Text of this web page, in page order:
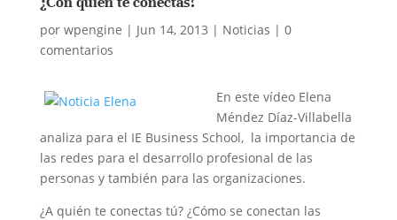
por wpengine | Jun 14, 2013 | Noticias | 0
comentarios
En este vídeo Elena
Méndez Díaz-Villabella
analiza para el IE Business School, la importancia de
las redes para el desarrollo profesional de las
personas y también para las organizaciones.
¿A quién te conectas tú? ¿Cómo se conectan las